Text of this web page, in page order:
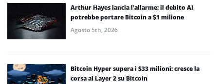
Arthur Hayes lancia l’allarme: il debito AI
potrebbe portare Bitcoin a $1 milione
Agosto 5th, 2026
Bitcoin Hyper supera i $33 milioni: cresce la
corsa ai Layer 2 su Bitcoin